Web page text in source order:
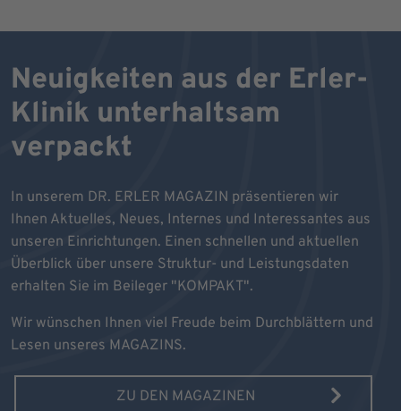
Neuigkeiten aus der Erler-
Klinik unterhaltsam
verpackt
In unserem DR. ERLER MAGAZIN präsentieren wir
Ihnen Aktuelles, Neues, Internes und Interessantes aus
unseren Einrichtungen. Einen schnellen und aktuellen
Überblick über unsere Struktur- und Leistungsdaten
erhalten Sie im Beileger "KOMPAKT".
Wir wünschen Ihnen viel Freude beim Durchblättern und
Lesen unseres MAGAZINS.
ZU DEN MAGAZINEN